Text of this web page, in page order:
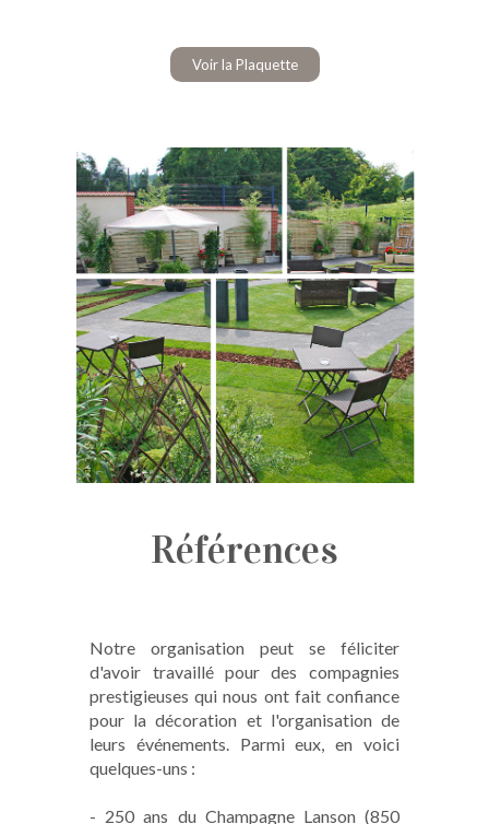
Voir la Plaquette
Références
Notre organisation peut se féliciter
d'avoir travaillé pour des compagnies
prestigieuses qui nous ont fait confiance
pour la décoration et l'organisation de
leurs événements. Parmi eux, en voici
quelques-uns :
- 250 ans du Champagne Lanson (850